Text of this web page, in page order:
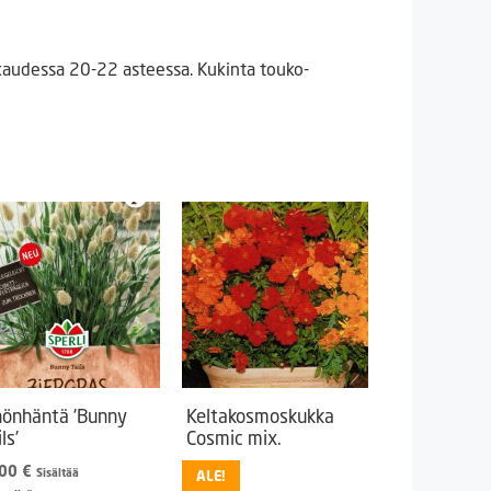
20-22 asteessa. Kukinta touko-
’Bunny
€ Sisältää
Keltakosmoskukka
Cosmic mix.
ALE!